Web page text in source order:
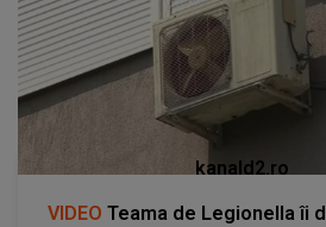
kanald2.ro
VIDEO Teama de Legionella îi